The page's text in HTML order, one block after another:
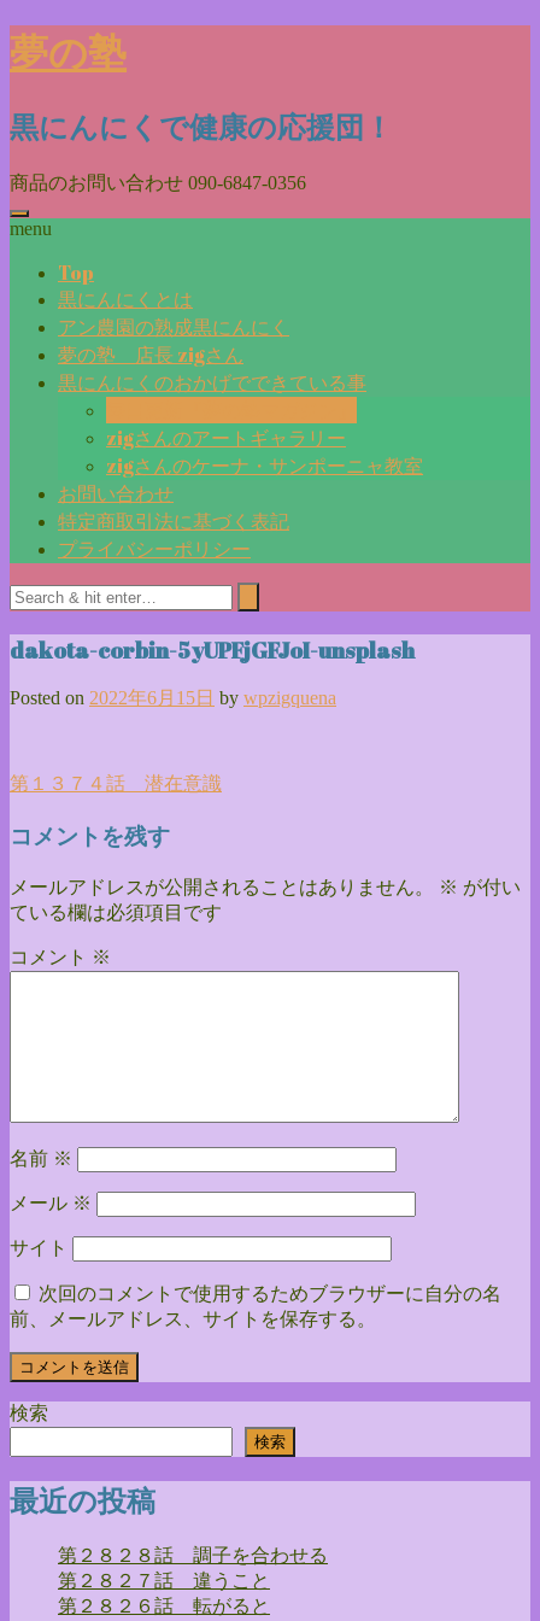
Skip
to
content
夢の塾
黒にんにくで健康の応援団！
商品のお問い合わせ 090-6847-0356
menu
Top
黒にんにくとは
アン農園の熟成黒にんにく
夢の塾 店長 zigさん
黒にんにくのおかげでできている事
zigさんのアートギャラリー
zigさんのケーナ・サンポーニャ教室
お問い合わせ
特定商取引法に基づく表記
プライバシーポリシー
dakota-corbin-5yUPFjGFJoI-unsplash
Posted on 2022年6月15日 by wpzigquena
投
稿
ビ
ゲ
第１３７４話 潜在意識
コメントを残す
メールアドレスが公開されることはありません。 ※ が付い
ている欄は必須項目です
コメント ※
名前 ※
メール ※
サイト
次回のコメントで使用するためブラウザーに自分の名
前、メールアドレス、サイトを保存する。
検索
検索
最近の投稿
第２８２８話 調子を合わせる
第２８２７話 違うこと
第２８２６話 転がると